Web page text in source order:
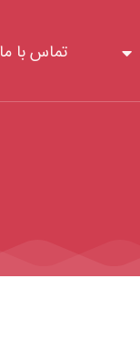
تماس با ما